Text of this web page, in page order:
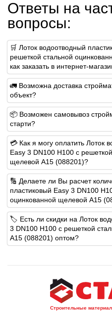
Ответы на
вопросы:
🛒 Лоток водоотводный
решеткой стальной
как заказать в интернет-
🚛 Возможна доставка
объект?
📦 Возможен самовывоз
старти?
💳 Как я могу оплатить Лоток
Easy 3 DN100 H100 с
щелевой А15 (088201)?
🔢 Делаете ли Вы расчет
пластиковый Easy 3 DN100
оцинкованной щелевой А15
🏷️ Есть ли скидки на Лоток
3 DN100 H100 с решеткой
А15 (088201) оптом?
Строительные